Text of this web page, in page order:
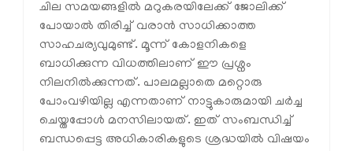
ചില സമയങ്ങളില്‍ മറുകരയിലേക്ക് ജോലിക്ക്
പോയാല്‍ തിരിച്ച് വരാന്‍ സാധിക്കാത്ത
സാഹചര്യവുമുണ്ട്. മൂന്ന് കോളനികളെ
ബാധിക്കുന്ന വിധത്തിലാണ് ഈ പ്രശ്നം
നിലനില്‍ക്കുന്നത്. പാലമല്ലാതെ മറ്റൊരു
പോംവഴിയില്ല എന്നതാണ് നാട്ടുകാരുമായി ചര്‍ച്ച
ചെയ്തപ്പോള്‍ മനസിലായത്. ഇത് സംബന്ധിച്ച്
ബന്ധപ്പെട്ട അധികാരികളുടെ ശ്രദ്ധയില്‍ വിഷയം